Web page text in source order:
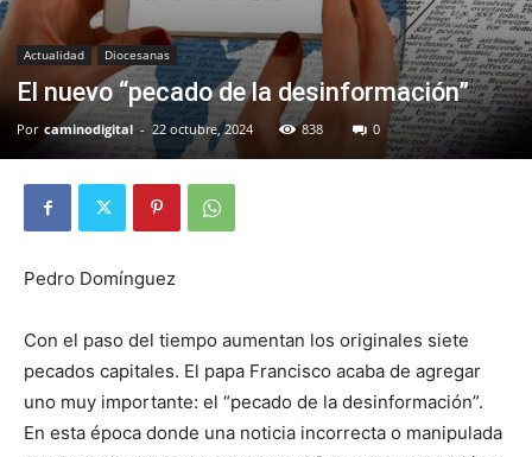
Actualidad Diocesanas
El nuevo “pecado de la desinformación”
Por caminodigital - 22 octubre, 2024 838 0
Pedro Domínguez
Con el paso del tiempo aumentan los originales siete
pecados capitales. El papa Francisco acaba de agregar
uno muy importante: el “pecado de la desinformación”.
En esta época donde una noticia incorrecta o manipulada